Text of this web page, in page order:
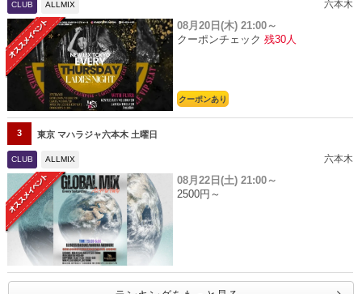
CLUB ALLMIX 六本木
08月20日(木) 21:00～
クーポンチェック 残30人
クーポンあり
3 東京 マハラジャ六本木 土曜日
CLUB ALLMIX 六本木
08月22日(土) 21:00～
2500円～